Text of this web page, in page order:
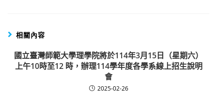
相關內容
國立臺灣師範大學理學院將於114年3月15日（星期六）
上午10時至12 時，辦理114學年度各學系線上招生說明
會
2025-02-26